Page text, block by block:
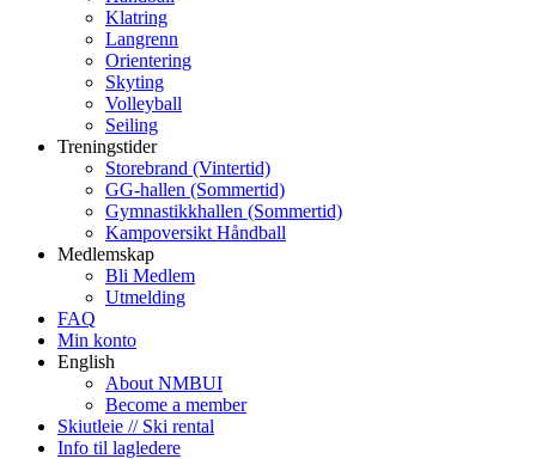
Klatring
Langrenn
Orientering
Skyting
Volleyball
Seiling
Treningstider
Storebrand (Vintertid)
GG-hallen (Sommertid)
Gymnastikkhallen (Sommertid)
Kampoversikt Håndball
Medlemskap
Bli Medlem
Utmelding
FAQ
Min konto
English
About NMBUI
Become a member
Skiutleie // Ski rental
Info til lagledere